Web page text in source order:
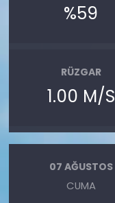
%59
RÜZGAR
1.00 M/S
07 AĞUSTOS
CUMA